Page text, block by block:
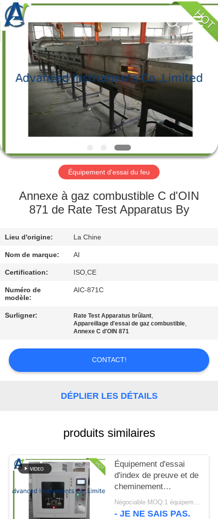
MAISON
PRODUITS
DE
NOUS
VISITE
D'USINE
CONTRÔLE
DE
QUALITÉ
CONTACTEZ-
NOUS
NOUVELLES
CITATION
PLAN
DU
SITE
-
2026
Advanced
Instruments
Co.,Limited.
All
Équipement d'essai du feu
Annexe à gaz combustible C d'OIN
871 de Rate Test Apparatus By
Lieu d'origine: La Chine
Nom de marque: AI
Certification: ISO,CE
Numéro de
modèle:
AIC-871C
Surligner: Rate Test Apparatus brûlant,
Appareillage d'essai de gaz combustible,
Annexe C d'OIN 871
CONTACT!
DÉPLIER LES DÉTAILS
produits similaires
Équipement d'essai
d'index de preuve et de
cheminement
comparatif par l'UL
746A
Négociable MOQ:1 équipement d'essai d'index de cheminement comparatif d'ENSEMBLE
- JE NE SAIS PAS.